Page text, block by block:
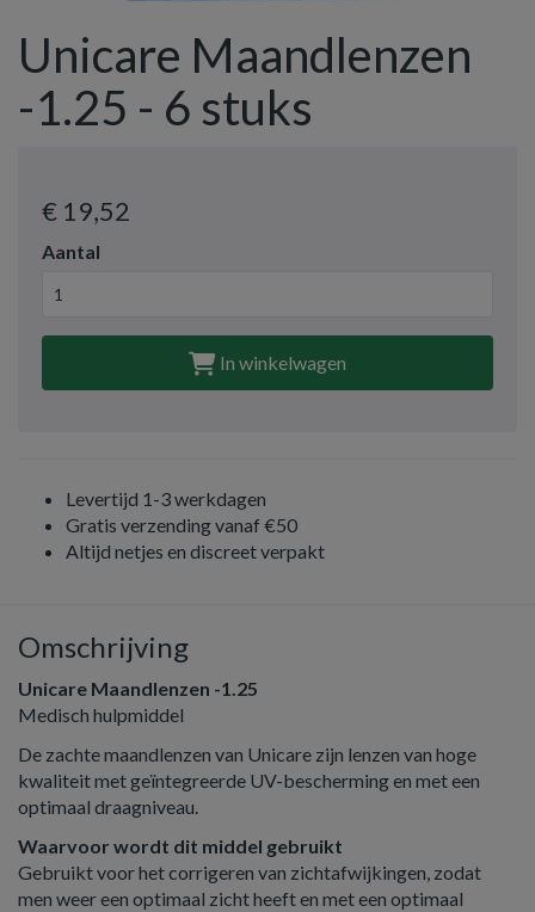
Unicare Maandlenzen
-1.25 - 6 stuks
€ 19,52
Aantal
In winkelwagen
Levertijd 1-3 werkdagen
Gratis verzending vanaf €50
Altijd netjes en discreet verpakt
Omschrijving
Unicare Maandlenzen -1.25
Medisch hulpmiddel
De zachte maandlenzen van Unicare zijn lenzen van hoge
kwaliteit met geïntegreerde UV-bescherming en met een
optimaal draagniveau.
Waarvoor wordt dit middel gebruikt
Gebruikt voor het corrigeren van zichtafwijkingen, zodat
men weer een optimaal zicht heeft en met een optimaal